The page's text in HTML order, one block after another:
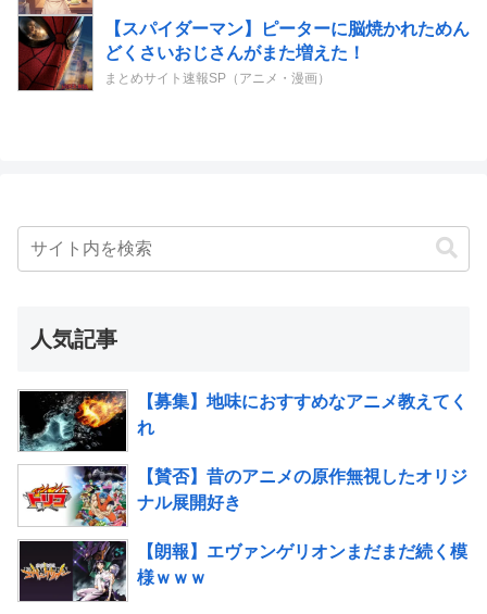
【スパイダーマン】ピーターに脳焼かれためん
どくさいおじさんがまた増えた！
まとめサイト速報SP（アニメ・漫画）
人気記事
【募集】地味におすすめなアニメ教えてく
れ
【賛否】昔のアニメの原作無視したオリジ
ナル展開好き
【朗報】エヴァンゲリオンまだまだ続く模
様ｗｗｗ